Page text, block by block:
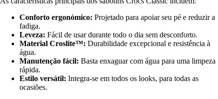
Conforto ergonómico: Projetado para apoiar seu pé e reduzir a
fadiga.
Leveza: Fácil de usar durante todo o dia sem desconforto.
Material Croslite™: Durabilidade excepcional e resistência à
água.
Manutenção fácil: Basta enxaguar com água para uma limpeza
rápida.
Estilo versátil: Integra-se em todos os looks, para todas as
ocasiões.